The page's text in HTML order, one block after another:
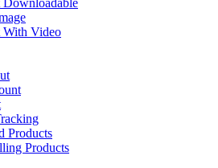
With Video
Products
Products